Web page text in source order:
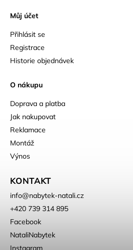
Můj účet
Přihlásit se
Registrace
Historie objednávek
O nákupu
Doprava a platba
Jak nakupovat
Reklamace
Montáž
Výnos
KONTAKT
info@nabytek-natali.cz
+420 739 314 895
Facebook
NataliNabytek
Instagram